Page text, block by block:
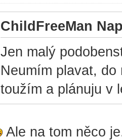
ChildFreeMan
Jen malý
Neumím plavat,
toužím a plánuju v
Ale na tom něco